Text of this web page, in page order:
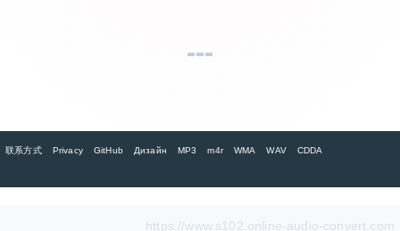
联系方式 Privacy GitHub Дизайн MP3 m4r WMA WAV CDDA
https://www.s102.online-audio-convert.com